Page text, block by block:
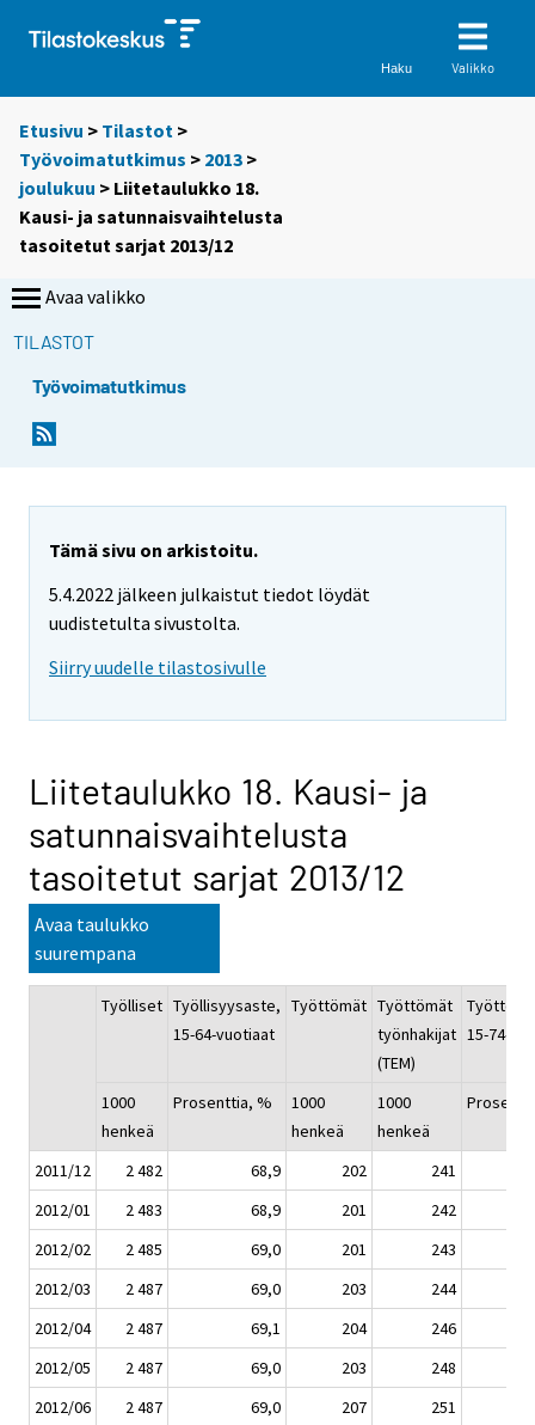
Haku Valikko
Etusivu > Tilastot >
Työvoimatutkimus > 2013 >
joulukuu > Liitetaulukko 18.
Kausi- ja satunnaisvaihtelusta
tasoitetut sarjat 2013/12
Avaa valikko
TILASTOT
Työvoimatutkimus
Tämä sivu on arkistoitu.
5.4.2022 jälkeen julkaistut tiedot löydät
uudistetulta sivustolta.
Siirry uudelle tilastosivulle
Liitetaulukko 18. Kausi- ja
satunnaisvaihtelusta
tasoitetut sarjat 2013/12
Avaa taulukko
suurempana
Työlliset Työllisyysaste,
15-64-vuotiaat
Työttömät Työttömät
työnhakijat
(TEM)
15-74-
1000
henkeä
Prosenttia, %
1000
henkeä
1000
henkeä
2011/12 2 482 68,9 202
241
2012/01
2 483 68,9 201
242
2012/02
2 485 69,0 201
243
2012/03
2 487 69,0 203
244
2012/04
2 487 69,1 204
246
2012/05
2 487 69,0 203
248
2012/06
2 487 69,0 207
251